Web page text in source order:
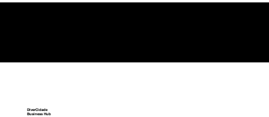
DiverCidade
Business Hub